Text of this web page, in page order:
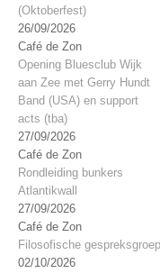
(Oktoberfest)
26/09/2026
Café de Zon
Opening Bluesclub Wijk
aan Zee met Gerry Hundt
Band (USA) en support
acts (tba)
27/09/2026
Café de Zon
Rondleiding bunkers
Atlantikwall
27/09/2026
Café de Zon
Filosofische gespreksgroep
02/10/2026